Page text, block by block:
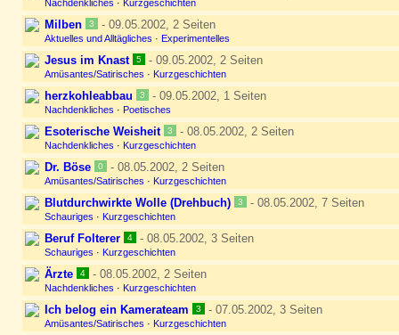
Nachdenkliches · Kurzgeschichten
Milben 3 - 09.05.2002, 2 Seiten
Aktuelles und Alltägliches · Experimentelles
Jesus im Knast 5 - 09.05.2002, 2 Seiten
Amüsantes/Satirisches · Kurzgeschichten
herzkohleabbau 3 - 09.05.2002, 1 Seiten
Nachdenkliches · Poetisches
Esoterische Weisheit 3 - 08.05.2002, 2 Seiten
Nachdenkliches · Kurzgeschichten
Dr. Böse 0 - 08.05.2002, 2 Seiten
Amüsantes/Satirisches · Kurzgeschichten
Blutdurchwirkte Wolle (Drehbuch) 3 - 08.05.2002, 7 Seiten
Schauriges · Kurzgeschichten
Beruf Folterer 4 - 08.05.2002, 3 Seiten
Schauriges · Kurzgeschichten
Ärzte 4 - 08.05.2002, 2 Seiten
Nachdenkliches · Kurzgeschichten
Ich belog ein Kamerateam 3 - 07.05.2002, 3 Seiten
Amüsantes/Satirisches · Kurzgeschichten